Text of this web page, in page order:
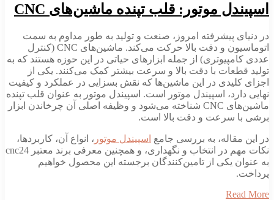
اسپیندل موتور: قلب تپنده ماشین‌های CNC
در دنیای پیشرفته امروز، صنعت و تولید به طور مداوم به سمت
اتوماسیون و دقت بالا حرکت می‌کند. ماشین‌های CNC (کنترل
عددی کامپیوتری) از جمله ابزارهای حیاتی در این حوزه هستند که به
تولید قطعات با دقت بالا و سرعت بیشتر کمک می‌کنند. یکی از
اجزای کلیدی در این ماشین‌ها که نقش بسزایی در عملکرد و کیفیت
نهایی دارد، اسپیندل موتور است. اسپیندل موتور به عنوان قلب تپنده
ماشین‌های CNC شناخته می‌شود و وظیفه اصلی آن چرخاندن ابزار
برشی با سرعت و دقت بالا است.
در این مقاله، به بررسی جامعاسپیندل موتور، انواع آن، کاربردها،
نکات مهم در انتخاب و نگهداری، و همچنین معرفی برند معتبر cnc24
به عنوان یکی از تامین‌کنندگان برجسته این محصول خواهیم
پرداخت.
Read More